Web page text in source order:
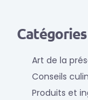
Catégories
Art de la
Conseils
Produits et